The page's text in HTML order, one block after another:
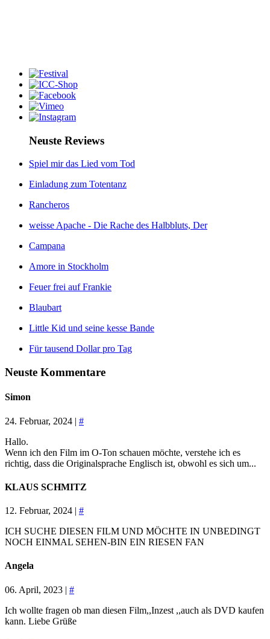
Neuste Reviews
Spiel mir das Lied vom Tod
Einladung zum Totentanz
Rancheros
weisse Apache - Die Rache des Halbbluts, Der
Campana
Amore in Stockholm
Feuer frei auf Frankie
Blaubart
Little Kid und seine kesse Bande
Für tausend Dollar pro Tag
Neuste Kommentare
Simon
24. Februar, 2024 | #
Hallo.
Wenn ich den Film im O-Ton schauen möchte, verstehe ich es
richtig, dass die Originalsprache Englisch ist, obwohl es sich um...
KLAUS SCHMITZ
12. Februar, 2024 | #
ICH SUCHE DIESEN FILM UND MÖCHTE IN UNBEDINGT
NOCH EINMAL SEHEN-BIN EIN RIESEN FAN
Angela
06. April, 2023 | #
Ich wollte fragen ob man diesen Film,,Inzest ,,auch als DVD kaufen
kann. Liebe Grüße